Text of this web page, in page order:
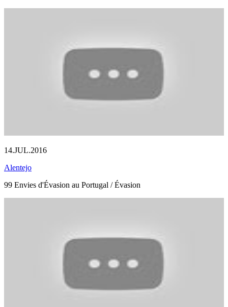
14.JUL.2016
Alentejo
99 Envies d'Évasion au Portugal / Évasion